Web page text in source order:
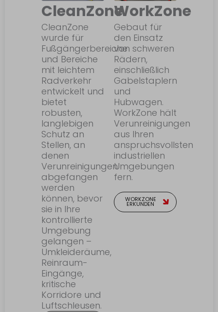
CleanZone
CleanZone
wurde für
Fußgängerbereiche
und Bereiche
mit leichtem
Radverkehr
entwickelt und
bietet
robusten,
langlebigen
Schutz an
Stellen, an
denen
Verunreinigungen
abgefangen
werden
können, bevor
sie in Ihre
kontrollierte
Umgebung
gelangen –
Umkleideräume,
Reinraum-
Eingänge,
kritische
Korridore und
Luftschleusen.
WorkZone
Gebaut für
den Einsatz
von schweren
Rädern,
einschließlich
Gabelstaplern
und
Hubwagen.
WorkZone hält
Verunreinigungen
aus Ihren
anspruchsvollsten
industriellen
Umgebungen
fern.
WORKZONE
ERKUNDEN